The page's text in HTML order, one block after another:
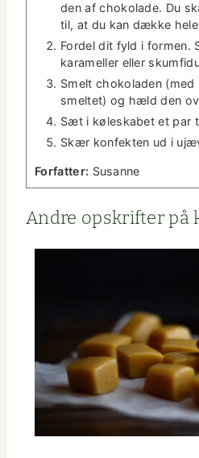
den af choko­lade. Du
til, at du kan dække
Fordel dit fyld i for­men.
karameller eller
Smelt choko­laden (med
smeltet) og hæld den
Sæt i kølesk­a­bet et par
Skær kon­fek­ten ud i
For­fat­ter: Susanne
Andre opskrifter på